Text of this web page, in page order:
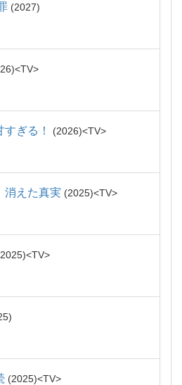
2027
TV
ぎる！ 2026 TV
えた真実 2025 TV
2025 TV
2025 TV